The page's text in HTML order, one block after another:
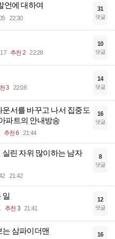
언에 대하여
22:30
31
댓글
추천 2 22:28
10
댓글
3 22:08
14
댓글
운서를 바꾸고 나서 집중도
파트의 안내방송
추천 6 21:44
16
댓글
실린 자위 많이하는 남자
21:42
8
댓글
일
추천 3 21:41
12
댓글
는 삼파이더맨 16